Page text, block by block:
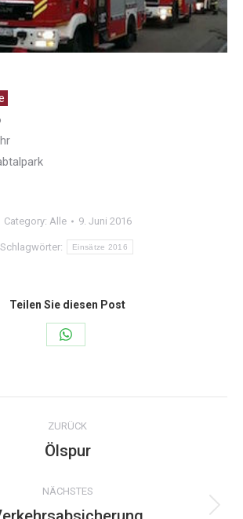
Category: Alle 9. Juni 2016
Schlagwörter: Einsätze 2016
Teilen Sie diesen Post
Share
WhatsApp
ZURÜCK
Vorheriger
Ölspur
NÄCHSTES
Nächster